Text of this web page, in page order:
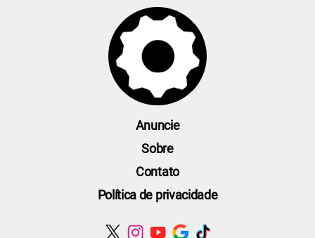
Anuncie
Sobre
Contato
Política de privacidade